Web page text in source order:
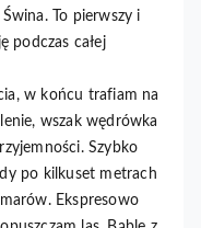
To pierwszy i
podczas całej
w końcu trafiam na
wszak wędrówka
Szybko
po kilkuset metrach
Ekspresowo